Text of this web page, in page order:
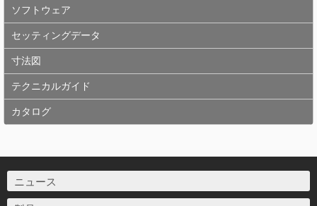
ソフトウェア
セッティングデータ
寸法図
テクニカルガイド
カタログ
ニュース